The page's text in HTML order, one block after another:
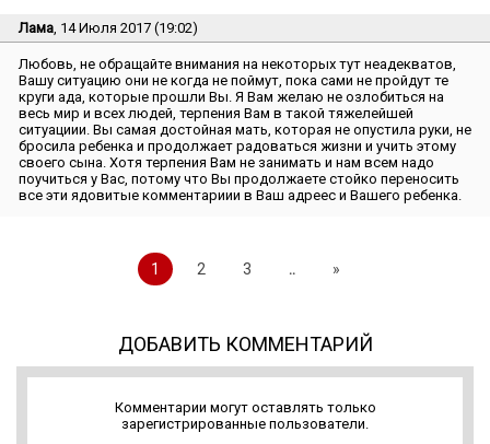
Лама, 14 Июля 2017 (19:02)
Любовь, не обращайте внимания на некоторых тут неадекватов,
Вашу ситуацию они не когда не поймут, пока сами не пройдут те
круги ада, которые прошли Вы. Я Вам желаю не озлобиться на
весь мир и всех людей, терпения Вам в такой тяжелейшей
ситуациии. Вы самая достойная мать, которая не опустила руки, не
бросила ребенка и продолжает радоваться жизни и учить этому
своего сына. Хотя терпения Вам не занимать и нам всем надо
поучиться у Вас, потому что Вы продолжаете стойко переносить
все эти ядовитые комментариии в Ваш адреес и Вашего ребенка.
1 2 3 .. »
ДОБАВИТЬ КОММЕНТАРИЙ
Комментарии могут оставлять только
зарегистрированные пользователи.